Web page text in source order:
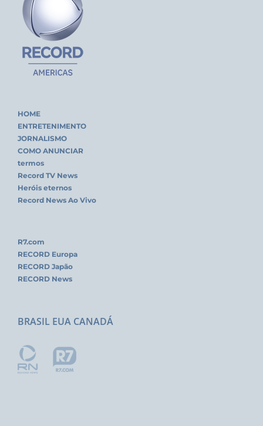
HOME
ENTRETENIMENTO
JORNALISMO
COMO ANUNCIAR
termos
Record TV News
Heróis eternos
Record News Ao Vivo
R7.com
RECORD Europa
RECORD Japão
RECORD News
BRASIL EUA CANADÁ